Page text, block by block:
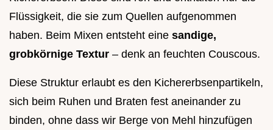
Flüssigkeit, die sie zum Quellen aufgenommen
haben. Beim Mixen entsteht eine sandige,
grobkörnige Textur – denk an feuchten Couscous.
Diese Struktur erlaubt es den Kichererbsenpartikeln,
sich beim Ruhen und Braten fest aneinander zu
binden, ohne dass wir Berge von Mehl hinzufügen